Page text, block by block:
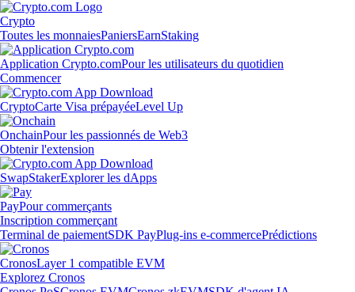
Crypto
Toutes les monnaiesPaniersEarnStaking
Application Crypto.comPour les utilisateurs du quotidien
Commencer
CryptoCarte Visa prépayéeLevel Up
OnchainPour les passionnés de Web3
Obtenir l'extension
SwapStakerExplorer les dApps
PayPour commerçants
Inscription commerçant
Terminal de paiementSDK PayPlug-ins e-commercePrédictions
CronosLayer 1 compatible EVM
Explorez Cronos